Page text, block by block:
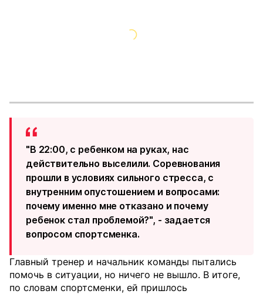
"В 22:00, с ребенком на руках, нас
действительно выселили. Соревнования
прошли в условиях сильного стресса, с
внутренним опустошением и вопросами:
почему именно мне отказано и почему
ребенок стал проблемой?", - задается
вопросом спортсменка.
Главный тренер и начальник команды пытались
помочь в ситуации, но ничего не вышло. В итоге,
по словам спортсменки, ей пришлось